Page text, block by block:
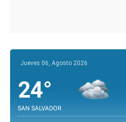
Jueves 06, Agosto 2026
24°
SAN SALVADOR